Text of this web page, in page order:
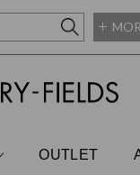
OUTLET